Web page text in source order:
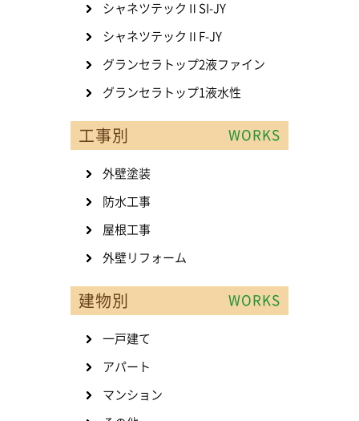
シャネツテックⅡSI-JY
シャネツテックⅡF-JY
グランセラトップ2液ファイン
グランセラトップ1液水性
工事別 WORKS
外壁塗装
防水工事
屋根工事
外壁リフォーム
建物別 WORKS
一戸建て
アパート
マンション